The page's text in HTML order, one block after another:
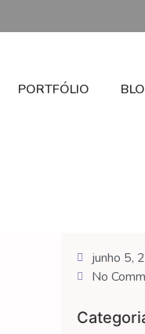
PORTFÓLIO
junho 5,
No